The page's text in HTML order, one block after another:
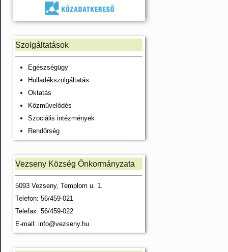
Szolgáltatások
Egészségügy
Hulladékszolgáltatás
Oktatás
Közművelődés
Szociális intézmények
Rendőrség
Vezseny Község Önkormányzata
5093 Vezseny, Templom u. 1.
Telefon: 56/459-021
Telefax: 56/459-022
E-mail: info@vezseny.hu